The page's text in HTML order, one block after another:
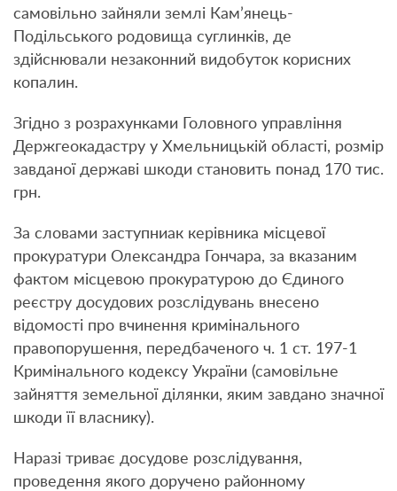
самовільно зайняли землі Кам’янець-
Подільського родовища суглинків, де
здійснювали незаконний видобуток корисних
копалин.
Згідно з розрахунками Головного управління
Держгеокадастру у Хмельницькій області, розмір
завданої державі шкоди становить понад 170 тис.
грн.
За словами заступниак керівника місцевої
прокуратури Олександра Гончара, за вказаним
фактом місцевою прокуратурою до Єдиного
реєстру досудових розслідувань внесено
відомості про вчинення кримінального
правопорушення, передбаченого ч. 1 ст. 197-1
Кримінального кодексу України (самовільне
зайняття земельної ділянки, яким завдано значної
шкоди її власнику).
Наразі триває досудове розслідування,
проведення якого доручено районному